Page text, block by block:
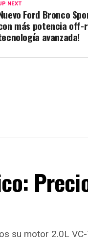
NEXT
Ford Bronco
más potencia off-
avanzada!
su motor 2.0L